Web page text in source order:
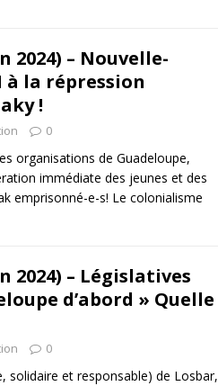
2024) – Nouvelle-
à la répression
!
0
organisations de Guadeloupe,
immédiate des jeunes et des
emprisonné-e-s! Le colonialisme
2024) – Législatives
d’abord » Quelle
0
solidaire et responsable) de Losbar,